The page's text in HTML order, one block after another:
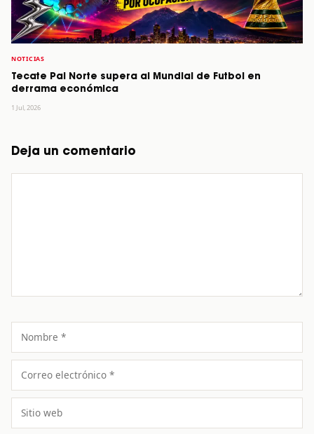
NOTICIAS
Tecate Pal Norte supera al Mundial de Futbol en
derrama económica
1 Jul, 2026
Deja un comentario
Nombre
Correo
electrónico
Sitio
web